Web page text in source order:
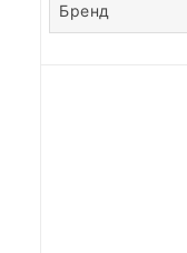
Бренд